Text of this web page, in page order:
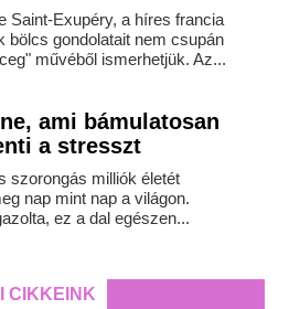
Saint-Exupéry, a híres francia
bölcs gondolatait nem csupán
művéből ismerhetjük. Az...
ami bámulatosan
a stresszt
szorongás milliók életét
nap mint nap a világon.
ez a dal egészen...
CIKKEINK